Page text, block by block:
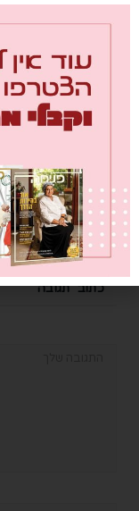
השנתי
בואי לאילת, לאילת
30/11/2025
0
כתוב תגובה